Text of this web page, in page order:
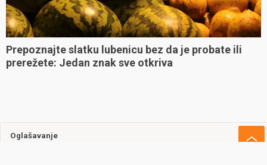
Prepoznajte slatku lubenicu bez da je probate ili
prerežete: Jedan znak sve otkriva
Oglašavanje